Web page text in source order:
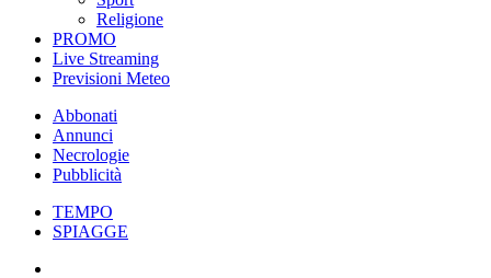
Religione
PROMO
Live Streaming
Previsioni Meteo
Abbonati
Annunci
Necrologie
Pubblicità
TEMPO
SPIAGGE